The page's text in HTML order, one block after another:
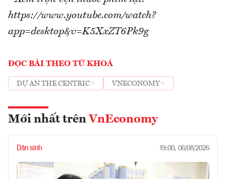
https://www.youtube.com/watch?
app=desktop&v=K5XxZT6Pk9g
ĐỌC BÀI THEO TỪ KHOÁ
DỰ ÁN THE CENTRIC VNECONOMY
Mới nhất trên VnEconomy
Dân sinh 19:00, 06/08/2026